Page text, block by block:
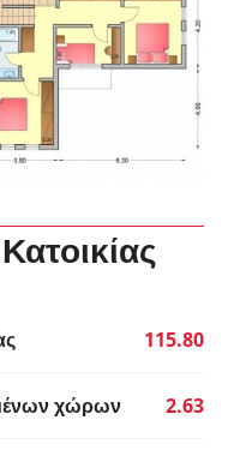
115.80
χώρων 2.63